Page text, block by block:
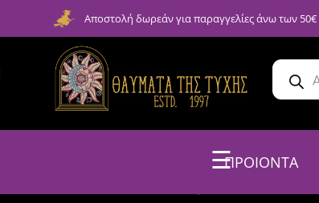
Αποστολή δωρεάν για παραγγελίες άνω των 50€
☰ΠΡΟΙΟΝΤΑ